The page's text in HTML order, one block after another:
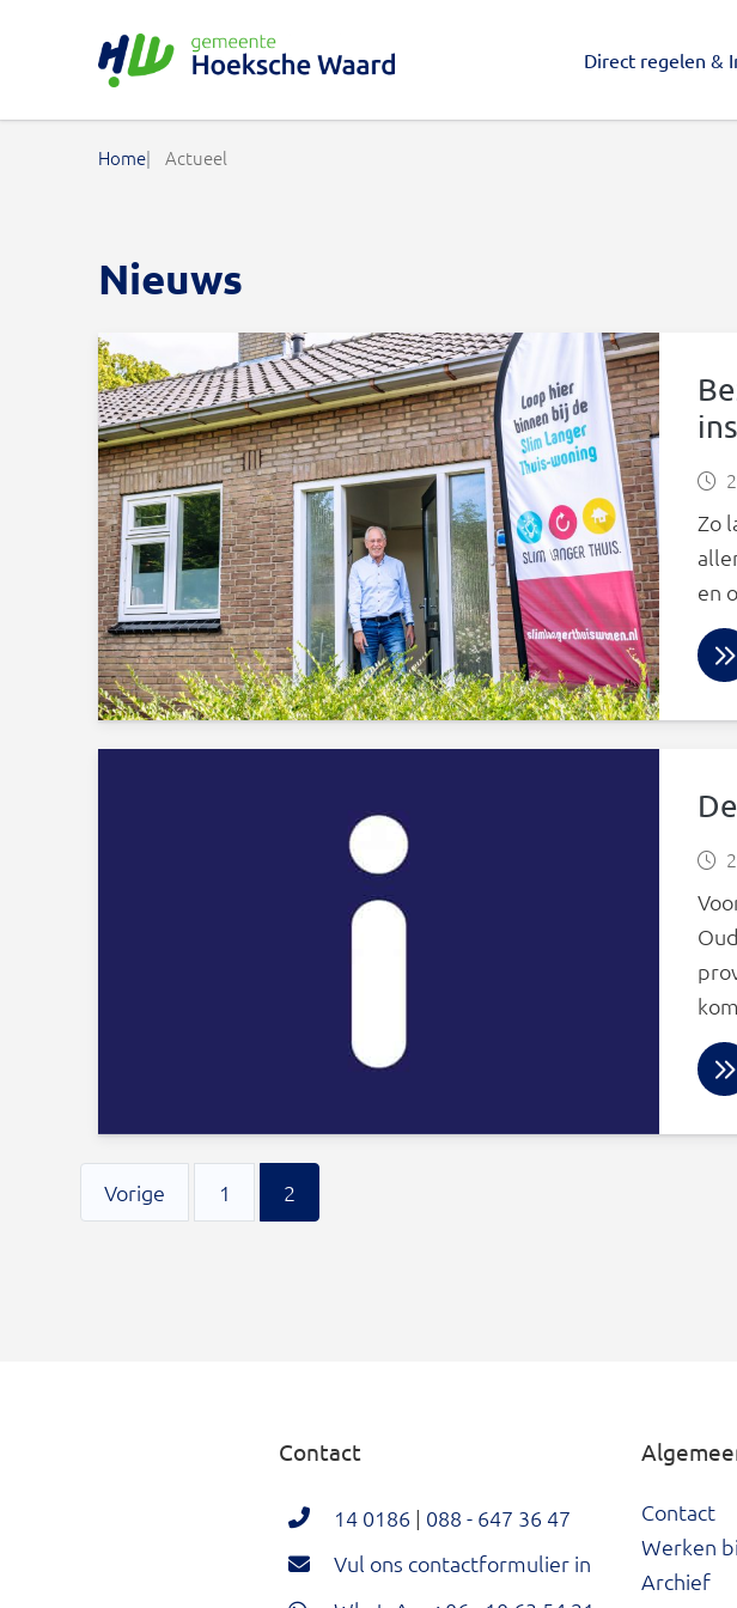
Direct regelen &
Home Actueel
Nieuws
Zo
en
Vorige 1 2
Contact
14 0186 | 088 - 647 36 47
Vul ons contactformulier in
Contact
Werken
Archief